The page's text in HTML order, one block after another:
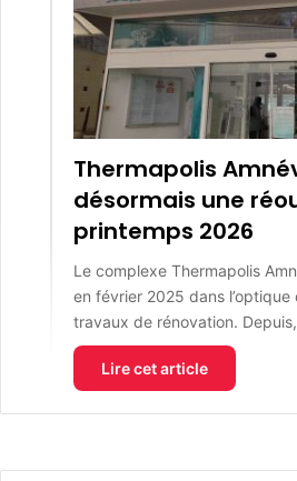
Thermapolis
désormais une
printemps 2026
Le complexe Thermapolis
en février 2025 dans l’optique
travaux de rénovation.
Lire cet article